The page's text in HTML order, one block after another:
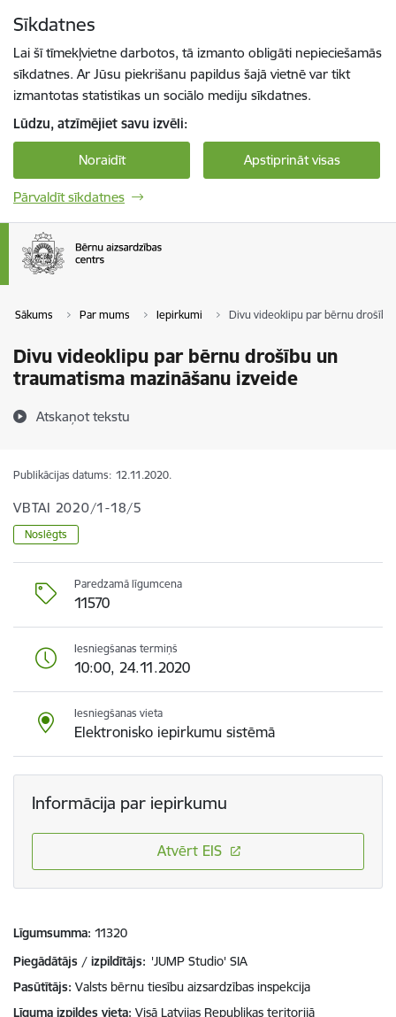
Sīkdatnes
Lai šī tīmekļvietne darbotos, tā izmanto obligāti nepieciešamās
sīkdatnes. Ar Jūsu piekrišanu papildus šajā vietnē var tikt
izmantotas statistikas un sociālo mediju sīkdatnes.
Lūdzu, atzīmējiet savu izvēli:
Noraidīt Apstiprināt visas
Pārvaldīt sīkdatnes
Sākums Par mums Iepirkumi Divu videoklipu par bērnu
Divu videoklipu par bērnu drošību un
traumatisma mazināšanu izveide
Atskaņot tekstu
Publikācijas datums: 12.11.2020.
VBTAI 2020/1-18/5
Noslēgts
Paredzamā līgumcena
11570
Iesniegšanas termiņš
10:00, 24.11.2020
Iesniegšanas vieta
Elektronisko iepirkumu sistēmā
Informācija par iepirkumu
Atvērt EIS
Līgumsumma 11320
Piegādātājs / izpildītājs: 'JUMP Studio' SIA
Pasūtītājs Valsts bērnu tiesību aizsardzības inspekcija
Līguma izpildes vieta Visā Latvijas Republikas teritorijā